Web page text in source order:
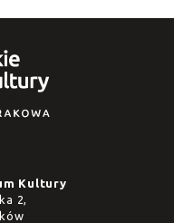
Kultury
2,